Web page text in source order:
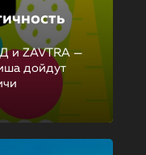
и ZAVTRA —
дойдут